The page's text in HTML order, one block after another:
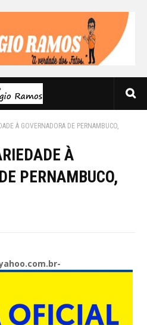
À GOVERNADORA DE PERNAMBUCO,
À
PERNAMBUCO,